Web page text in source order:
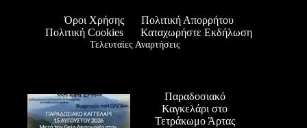
Όροι Χρήσης
Πολιτική Απορρήτου
Πολιτική Cookies
Καταχωρήστε Εκδήλωση
Τελευταίες Αναρτήσεις
Παραδοσιακό
Καγκελάρι στο
Τετράκωμο Άρτας